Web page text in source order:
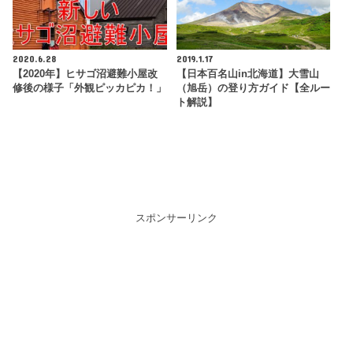
2020.6.28
【2020年】ヒサゴ沼避難小屋改
修後の様子「外観ピッカピカ！」
2019.1.17
【日本百名山in北海道】大雪山
（旭岳）の登り方ガイド【全ルー
ト解説】
スポンサーリンク